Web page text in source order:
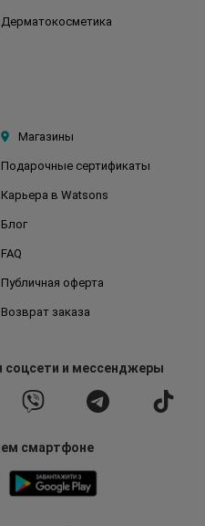
Дерматокосметика
Магазины
Подарочные сертификаты
Карьера в Watsons
Блог
FAQ
Публичная оферта
Возврат заказа
соцсети и мессенджеры
смартфоне